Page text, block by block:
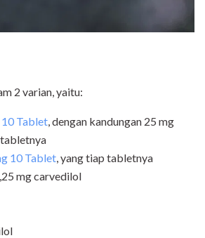
2 varian, yaitu:
Tablet, dengan kandungan 25 mg
10 Tablet, yang tiap tabletnya
mg carvedilol